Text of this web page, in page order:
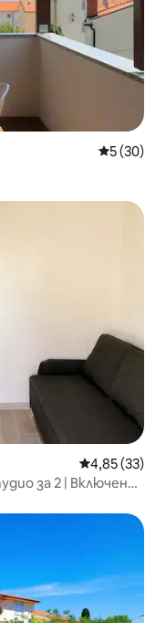
Средна
5 (30)
Средна
4,85 (33)
за 2 | Включен